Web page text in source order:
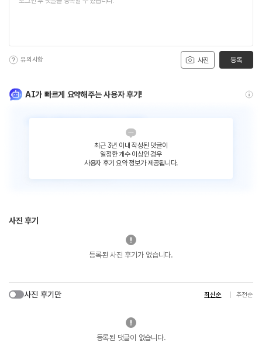
사진
유의사항 등록
AI가 빠르게 요약해주는 사용자 후기!
최근 3년 이내 작성된 댓글이
일정한 개수 이상인 경우
사용자 후기 요약 정보가 제공됩니다.
사진 후기
등록된 사진 후기가 없습니다.
사진 후기만 최신순 추천순
등록된 댓글이 없습니다.